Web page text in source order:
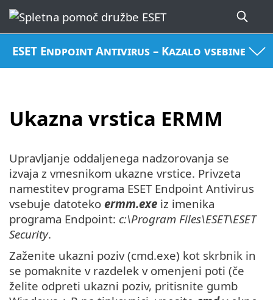
ESET Endpoint Antivirus – Kazalo vsebine
Ukazna vrstica ERMM
Upravljanje oddaljenega nadzorovanja se
izvaja z vmesnikom ukazne vrstice. Privzeta
namestitev programa ESET Endpoint Antivirus
vsebuje datoteko ermm.exe iz imenika
programa Endpoint: c:\Program Files\ESET\ESET
Security.
Zaženite ukazni poziv (cmd.exe) kot skrbnik in
se pomaknite v razdelek v omenjeni poti (če
želite odpreti ukazni poziv, pritisnite gumb